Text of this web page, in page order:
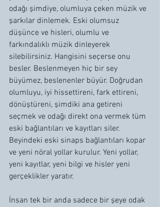
odağı şimdiye, olumluya çeken müzik ve
şarkılar dinlemek. Eski olumsuz
düşünce ve hisleri, olumlu ve
farkındalıklı müzik dinleyerek
silebilirsiniz. Hangisini seçerse onu
besler. Beslenmeyen hiç bir sey
büyümez, beslenenler büyür. Doğrudan
olumluyu, iyi hissettireni, fark ettireni,
dönüştüreni, şimdiki ana getireni
seçmek ve odağı direkt ona vermek tüm
eski bağlantıları ve kayıtları siler.
Beyindeki eski sinaps bağlantıları kopar
ve yeni nöral yollar kurulur. Yeni yollar,
yeni kayıtlar, yeni bilgi ve hisler yeni
gerçeklikler yaratır.
İnsan tek bir anda sadece bir şeye odak